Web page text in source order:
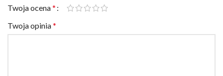
Twoja ocena *
Twoja opinia *